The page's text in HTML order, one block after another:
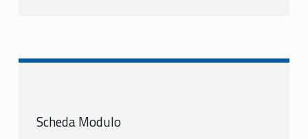
Scheda Modulo